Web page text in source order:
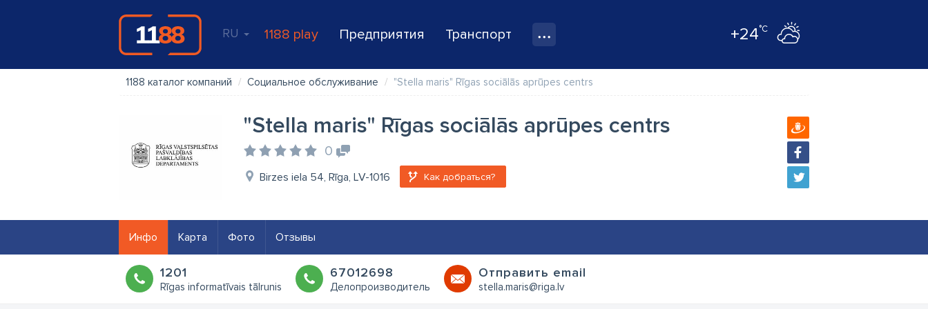
RU 1188 play Предприятия Транспорт +24°C
1188 каталог компаний Социальное обслуживание "Stella maris" Rīgas sociālās aprūpes centrs
"Stella maris" Rīgas sociālās aprūpes centrs
0
Birzes iela 54, Rīga, LV-1016 Как добраться?
Инфо Карта Фото Отзывы
1201
Rīgas informatīvais tālrunis
67012698
Делопроизводитель
Oтправить email
stella.maris@riga.lv